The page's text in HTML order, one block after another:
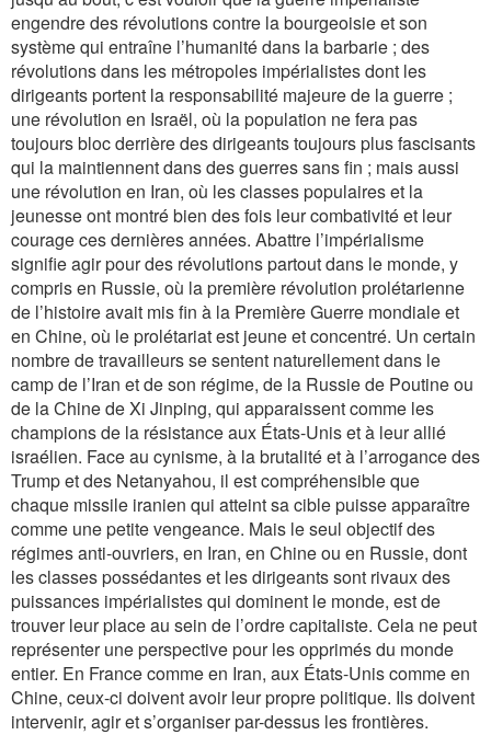
engendre des révolutions contre la bourgeoisie et son
système qui entraîne l’humanité dans la barbarie ; des
révolutions dans les métropoles impérialistes dont les
dirigeants portent la responsabilité majeure de la guerre ;
une révolution en Israël, où la population ne fera pas
toujours bloc derrière des dirigeants toujours plus fascisants
qui la maintiennent dans des guerres sans fin ; mais aussi
une révolution en Iran, où les classes populaires et la
jeunesse ont montré bien des fois leur combativité et leur
courage ces dernières années. Abattre l’impérialisme
signifie agir pour des révolutions partout dans le monde, y
compris en Russie, où la première révolution prolétarienne
de l’histoire avait mis fin à la Première Guerre mondiale et
en Chine, où le prolétariat est jeune et concentré. Un certain
nombre de travailleurs se sentent naturellement dans le
camp de l’Iran et de son régime, de la Russie de Poutine ou
de la Chine de Xi Jinping, qui apparaissent comme les
champions de la résistance aux États-Unis et à leur allié
israélien. Face au cynisme, à la brutalité et à l’arrogance des
Trump et des Netanyahou, il est compréhensible que
chaque missile iranien qui atteint sa cible puisse apparaître
comme une petite vengeance. Mais le seul objectif des
régimes anti-ouvriers, en Iran, en Chine ou en Russie, dont
les classes possédantes et les dirigeants sont rivaux des
puissances impérialistes qui dominent le monde, est de
trouver leur place au sein de l’ordre capitaliste. Cela ne peut
représenter une perspective pour les opprimés du monde
entier. En France comme en Iran, aux États-Unis comme en
Chine, ceux-ci doivent avoir leur propre politique. Ils doivent
intervenir, agir et s’organiser par-dessus les frontières.